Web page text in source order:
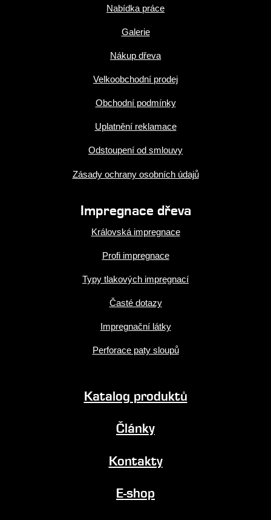
Nabídka práce
Galerie
Nákup dřeva
Velkoobchodní prodej
Obchodní podmínky
Uplatnění reklamace
Odstoupení od smlouvy
Zásady ochrany osobních údajů
Impregnace dřeva
Královská impregnace
Profi impregnace
Typy tlakových impregnací
Časté dotazy
Impregnační látky
Perforace paty sloupů
Katalog produktů
Články
Kontakty
E-shop